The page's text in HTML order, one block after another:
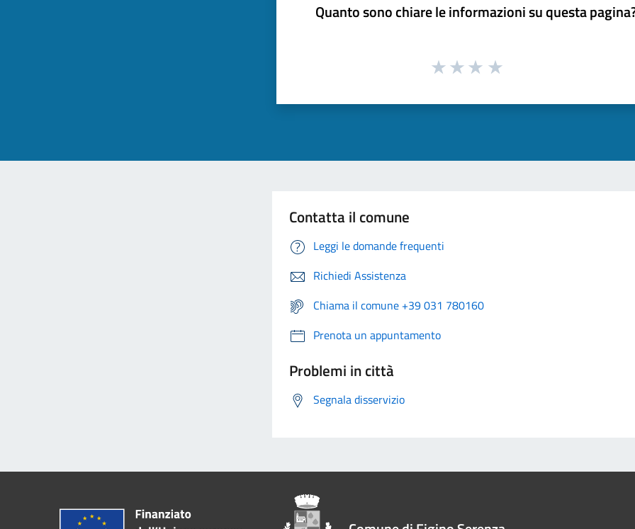
Quanto sono chiare le informazioni su questa
Contatta il comune
Leggi le domande frequenti
Richiedi Assistenza
Chiama il comune +39 031 780160
Prenota un appuntamento
Problemi in città
Segnala disservizio